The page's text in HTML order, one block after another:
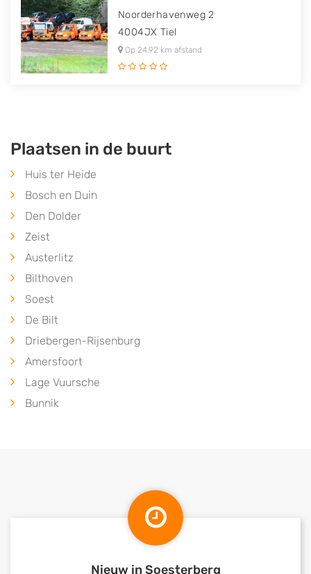
Noorderhavenweg 2
4004JX Tiel
Op 24,92 km afstand
Plaatsen in de buurt
Huis ter Heide
Bosch en Duin
Den Dolder
Zeist
Austerlitz
Bilthoven
Soest
De Bilt
Driebergen-Rijsenburg
Amersfoort
Lage Vuursche
Bunnik
Nieuw in Soesterberg